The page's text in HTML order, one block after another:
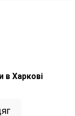
в Харкові